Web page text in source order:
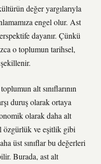
değer yargılarıyla
engel olur. Ast
dayanır. Çünkü
o toplumun tarihsel,
alt sınıflarının
duruş olarak ortaya
olarak daha alt
özgürlük ve eşitlik gibi
üst sınıflar bu değerleri
Burada, ast alt